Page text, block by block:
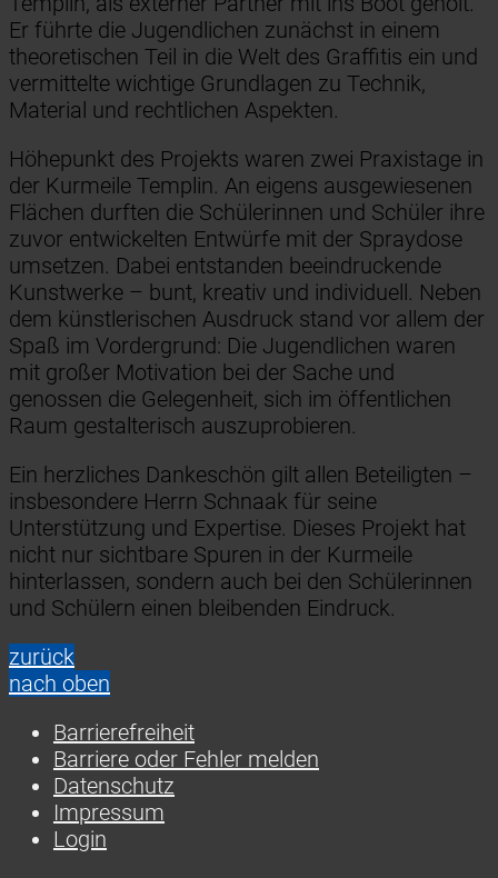
Er führte die Jugendlichen zunächst in einem
theoretischen Teil in die Welt des Graffitis ein und
vermittelte wichtige Grundlagen zu Technik,
Material und rechtlichen Aspekten.
Höhepunkt des Projekts waren zwei Praxistage in
der Kurmeile Templin. An eigens ausgewiesenen
Flächen durften die Schülerinnen und Schüler ihre
zuvor entwickelten Entwürfe mit der Spraydose
umsetzen. Dabei entstanden beeindruckende
Kunstwerke – bunt, kreativ und individuell. Neben
dem künstlerischen Ausdruck stand vor allem der
Spaß im Vordergrund: Die Jugendlichen waren
mit großer Motivation bei der Sache und
genossen die Gelegenheit, sich im öffentlichen
Raum gestalterisch auszuprobieren.
Ein herzliches Dankeschön gilt allen Beteiligten –
insbesondere Herrn Schnaak für seine
Unterstützung und Expertise. Dieses Projekt hat
nicht nur sichtbare Spuren in der Kurmeile
hinterlassen, sondern auch bei den Schülerinnen
und Schülern einen bleibenden Eindruck.
zurück
nach oben
Barrierefreiheit
Barriere oder Fehler melden
Datenschutz
Impressum
Login